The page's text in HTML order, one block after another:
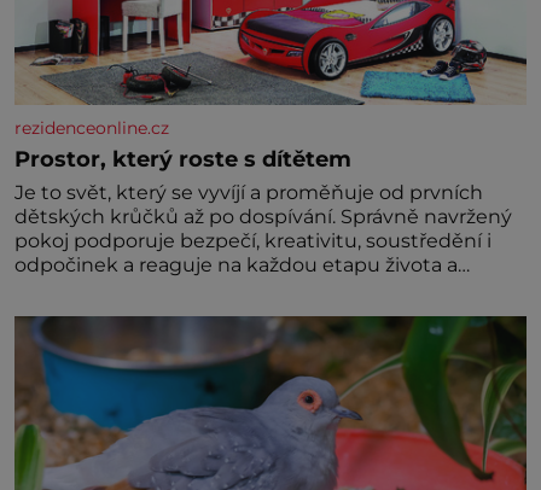
rezidenceonline.cz
Prostor, který roste s dítětem
Je to svět, který se vyvíjí a proměňuje od prvních
dětských krůčků až po dospívání. Správně navržený
pokoj podporuje bezpečí, kreativitu, soustředění i
odpočinek a reaguje na každou etapu života a
jednoduchost, měkkost a bezpečí, proto by pokoj
miminka měl působit především klidně a útulně.
Předškolní věk je